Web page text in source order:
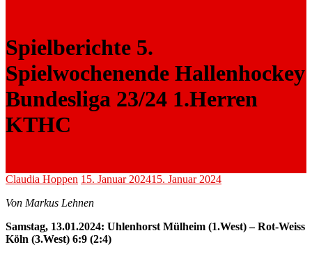
Spielberichte 5.
Spielwochenende Hallenhockey
Bundesliga 23/24 1.Herren
KTHC
Claudia Hoppen 15. Januar 202415. Januar 2024
Von Markus Lehnen
Samstag, 13.01.2024: Uhlenhorst Mülheim (1.West) – Rot-Weiss
Köln (3.West) 6:9 (2:4)